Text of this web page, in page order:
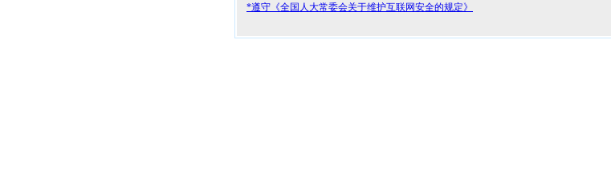
*遵守《全国人大常委会关于维护互联网安全的规定》